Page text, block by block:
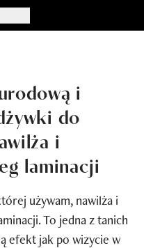
i
do
i
laminacji
używam, nawilża i
To jedna z tanich
efekt jak po wizycie w